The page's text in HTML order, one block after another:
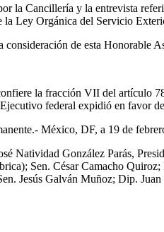
la Cancillería y la entrevista
la Ley Orgánica del Servicio
de esta Honorable
la fracción VII del artículo
federal expidió en favor
México, DF, a 19 de
Natividad González Parás,
Sen. César Camacho
Jesús Galván Muñoz; Dip.